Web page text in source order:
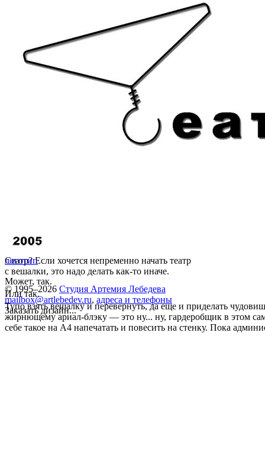
Сеатр? Если хочется непременно начать театр
с вешалки, это надо делать как-то иначе.
Может, так.
Или так.
Тупо взять вешалку и перевернуть, да еще и приделать
жирнющему ариал-блэку — это ну... ну, гардеробщик в этом
себе такое на А4 напечатать и повесить на стенку. Пока
логотип
© 1995–2026 Студия Артемия Лебедева
mailbox@artlebedev.ru, адреса и телефоны
Заказать дизайн...